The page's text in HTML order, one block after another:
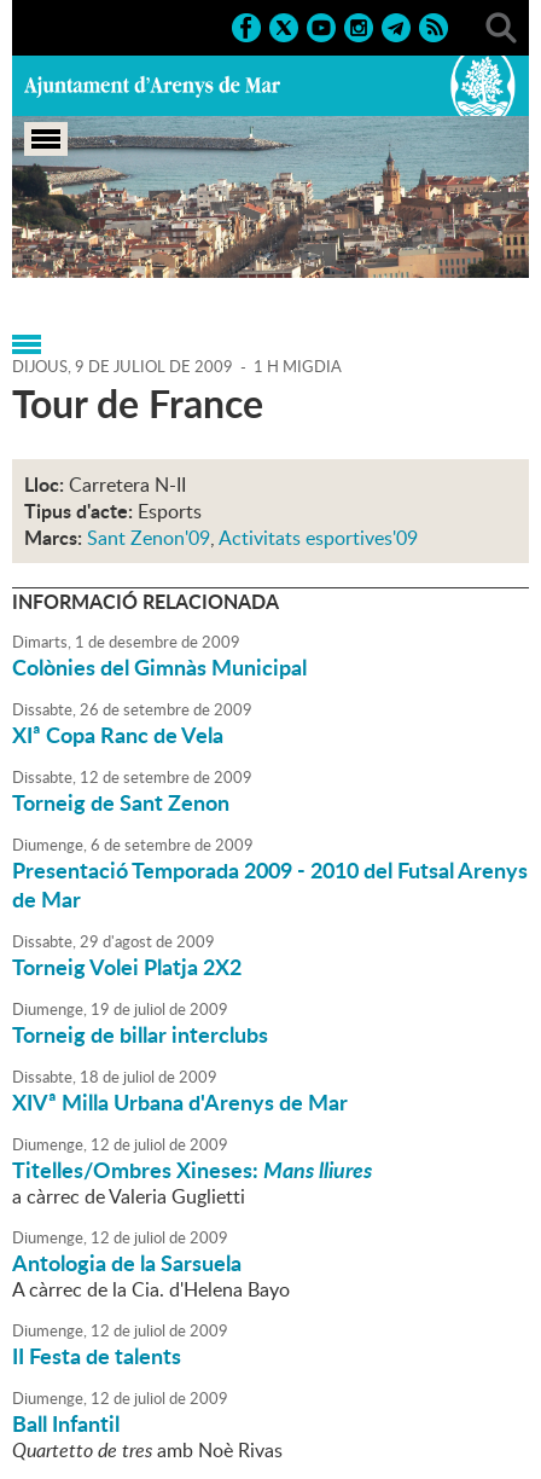
Portada > Agenda > 09-07-
2009 > Marcs > Festes > 2009 > Sant Zenon'09
DIJOUS,9 DE JULIOL DE 2009 - 1 H MIGDIA
Tour de France
Lloc: Carretera N-II
Tipus d'acte: Esports
Marcs: Sant Zenon'09,Activitats esportives'09
INFORMACIÓ RELACIONADA
Dimarts, 1 dedesembrede2009
Colònies del Gimnàs Municipal
Dissabte,26 desetembrede2009
XIª Copa Ranc de Vela
Dissabte, 12 desetembrede2009
Torneig de Sant Zenon
Diumenge,6 desetembrede2009
Presentació Temporada 2009 - 2010 del Futsal Arenys
de Mar
Dissabte,29 d'agostde2009
Torneig Volei Platja 2X2
Diumenge, 19 de juliol de2009
Torneig de billar interclubs
Dissabte, 18 de juliol de2009
XIVª Milla Urbana d'Arenys de Mar
Diumenge, 12 de juliol de2009
Titelles/Ombres Xineses:Mans lliures
a càrrec de Valeria Guglietti
Diumenge, 12 de juliol de2009
Antologia de la Sarsuela
A càrrec de la Cia. d'Helena Bayo
Diumenge, 12 de juliol de2009
II Festa de talents
Diumenge, 12 de juliol de2009
Ball Infantil
Quartetto de tresamb Noè Rivas